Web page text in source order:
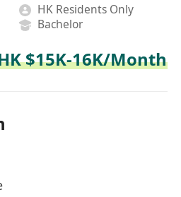
HK Residents Only
Bachelor
$15K-16K/Month